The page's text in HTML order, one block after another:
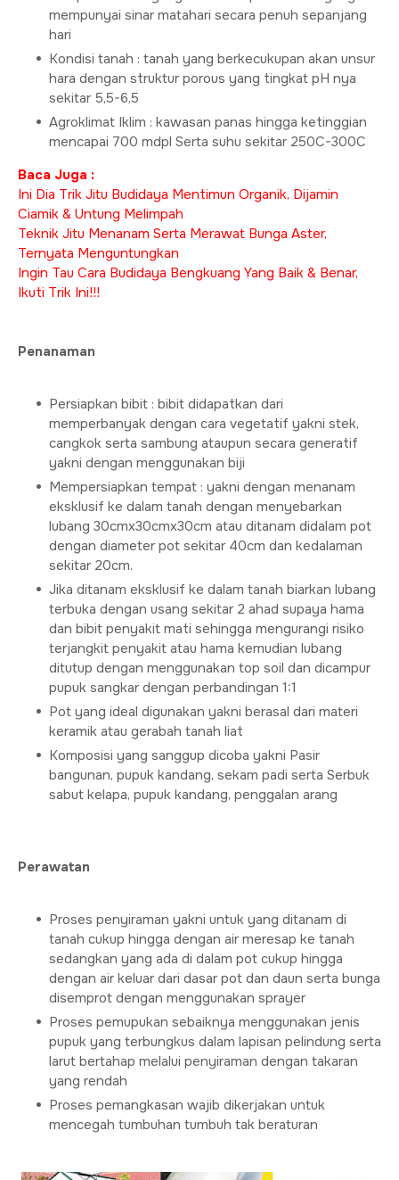
mempunyai sinar matahari secara penuh sepanjang
hari
Kondisi tanah : tanah yang berkecukupan akan unsur
hara dengan struktur porous yang tingkat pH nya
sekitar 5,5-6,5
Agroklimat Iklim : kawasan panas hingga ketinggian
mencapai 700 mdpl Serta suhu sekitar 250C-300C
Baca Juga :
Ini Dia Trik Jitu Budidaya Mentimun Organik, Dijamin
Ciamik & Untung Melimpah
Teknik Jitu Menanam Serta Merawat Bunga Aster,
Ternyata Menguntungkan
Ingin Tau Cara Budidaya Bengkuang Yang Baik & Benar,
Ikuti Trik Ini!!!
Penanaman
Persiapkan bibit : bibit didapatkan dari
memperbanyak dengan cara vegetatif yakni stek,
cangkok serta sambung ataupun secara generatif
yakni dengan menggunakan biji
Mempersiapkan tempat : yakni dengan menanam
eksklusif ke dalam tanah dengan menyebarkan
lubang 30cmx30cmx30cm atau ditanam didalam pot
dengan diameter pot sekitar 40cm dan kedalaman
sekitar 20cm.
Jika ditanam eksklusif ke dalam tanah biarkan lubang
terbuka dengan usang sekitar 2 ahad supaya hama
dan bibit penyakit mati sehingga mengurangi risiko
terjangkit penyakit atau hama kemudian lubang
ditutup dengan menggunakan top soil dan dicampur
pupuk sangkar dengan perbandingan 1:1
Pot yang ideal digunakan yakni berasal dari materi
keramik atau gerabah tanah liat
Komposisi yang sanggup dicoba yakni Pasir
bangunan, pupuk kandang, sekam padi serta Serbuk
sabut kelapa, pupuk kandang, penggalan arang
Perawatan
Proses penyiraman yakni untuk yang ditanam di
tanah cukup hingga dengan air meresap ke tanah
sedangkan yang ada di dalam pot cukup hingga
dengan air keluar dari dasar pot dan daun serta bunga
disemprot dengan menggunakan sprayer
Proses pemupukan sebaiknya menggunakan jenis
pupuk yang terbungkus dalam lapisan pelindung serta
larut bertahap melalui penyiraman dengan takaran
yang rendah
Proses pemangkasan wajib dikerjakan untuk
mencegah tumbuhan tumbuh tak beraturan